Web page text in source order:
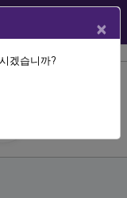
앱
×
겠습니까?